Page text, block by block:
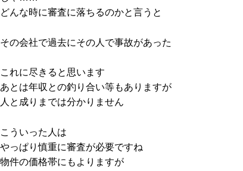
どんな時に審査に落ちるのかと言うと
その会社で過去にその人で事故があった
これに尽きると思います
あとは年収との釣り合い等もありますが
人と成りまでは分かりません
こういった人は
やっぱり慎重に審査が必要ですね
物件の価格帯にもよりますが